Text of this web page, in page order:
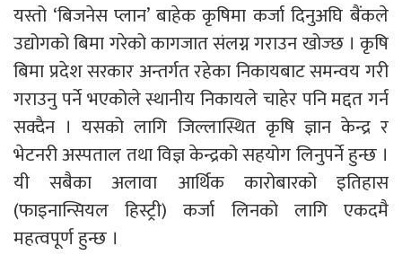
यस्तो ‘बिजनेस प्लान’ बाहेक कृषिमा कर्जा दिनुअघि बैंकले
उद्योगको बिमा गरेको कागजात संलग्न गराउन खोज्छ । कृषि
बिमा प्रदेश सरकार अन्तर्गत रहेका निकायबाट समन्वय गरी
गराउनु पर्ने भएकोले स्थानीय निकायले चाहेर पनि मद्दत गर्न
सक्दैन । यसको लागि जिल्लास्थित कृषि ज्ञान केन्द्र र
भेटनरी अस्पताल तथा विज्ञ केन्द्रको सहयोग लिनुपर्ने हुन्छ ।
यी सबैका अलावा आर्थिक कारोबारको इतिहास
(फाइनान्सियल हिस्ट्री) कर्जा लिनको लागि एकदमै
महत्वपूर्ण हुन्छ ।